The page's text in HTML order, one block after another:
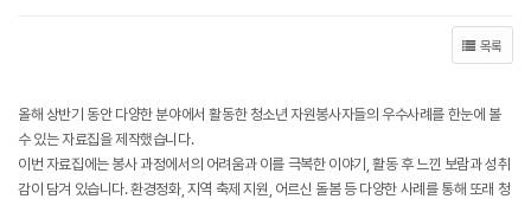
목록
올해 상반기 동안 다양한 분야에서 활동한 청소년 자원봉사자들의 우수사례를 한눈에 볼
수 있는 자료집을 제작했습니다.
이번 자료집에는 봉사 과정에서의 어려움과 이를 극복한 이야기, 활동 후 느낀 보람과 성취
감이 담겨 있습니다. 환경정화, 지역 축제 지원, 어르신 돌봄 등 다양한 사례를 통해 또래 청